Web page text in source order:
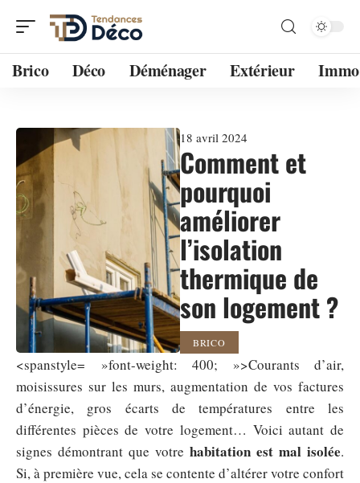
Brico Déco Déménager Extérieur Immo
18 avril 2024
Comment et
pourquoi
améliorer
l’isolation
thermique de
son logement ?
BRICO
<spanstyle= »font-weight: 400; »>Courants d’air,
moisissures sur les murs, augmentation de vos factures
d’énergie, gros écarts de températures entre les
différentes pièces de votre logement… Voici autant de
signes démontrant que votre habitation est mal isolée.
Si, à première vue, cela se contente d’altérer votre confort